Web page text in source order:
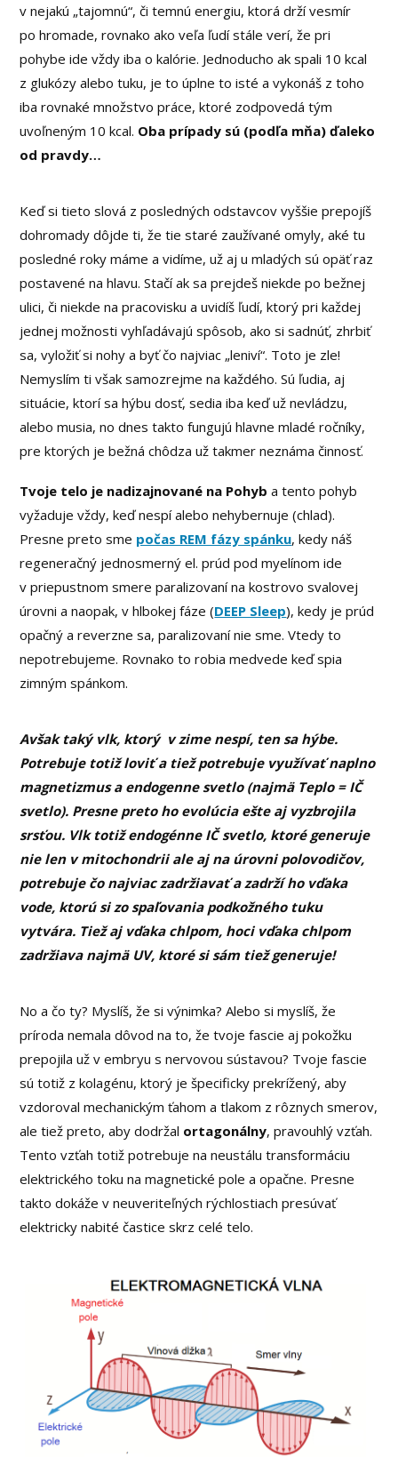
v nejakú „tajomnú“, či temnú energiu, ktorá drží vesmír
po hromade, rovnako ako veľa ľudí stále verí, že pri
pohybe ide vždy iba o kalórie. Jednoducho ak spali 10 kcal
z glukózy alebo tuku, je to úplne to isté a vykonáš z toho
iba rovnaké množstvo práce, ktoré zodpovedá tým
uvoľneným 10 kcal. Oba prípady sú (podľa mňa) ďaleko
od pravdy…
Keď si tieto slová z posledných odstavcov vyššie prepojíš
dohromady dôjde ti, že tie staré zaužívané omyly, aké tu
posledné roky máme a vidíme, už aj u mladých sú opäť raz
postavené na hlavu. Stačí ak sa prejdeš niekde po bežnej
ulici, či niekde na pracovisku a uvidíš ľudí, ktorý pri každej
jednej možnosti vyhľadávajú spôsob, ako si sadnúť, zhrbiť
sa, vyložiť si nohy a byť čo najviac „leniví“. Toto je zle!
Nemyslím ti však samozrejme na každého. Sú ľudia, aj
situácie, ktorí sa hýbu dosť, sedia iba keď už nevládzu,
alebo musia, no dnes takto fungujú hlavne mladé ročníky,
pre ktorých je bežná chôdza už takmer neznáma činnosť.
Tvoje telo je nadizajnované na Pohyb a tento pohyb
vyžaduje vždy, keď nespí alebo nehybernuje (chlad).
Presne preto sme počas REM fázy spánku, kedy náš
regeneračný jednosmerný el. prúd pod myelínom ide
v priepustnom smere paralizovaní na kostrovo svalovej
úrovni a naopak, v hlbokej fáze (DEEP Sleep), kedy je prúd
opačný a reverzne sa, paralizovaní nie sme. Vtedy to
nepotrebujeme. Rovnako to robia medvede keď spia
zimným spánkom.
Avšak taký vlk, ktorý v zime nespí, ten sa hýbe.
Potrebuje totiž loviť a tiež potrebuje využívať naplno
magnetizmus a endogenne svetlo (najmä Teplo = IČ
svetlo). Presne preto ho evolúcia ešte aj vyzbrojila
srsťou. Vlk totiž endogénne IČ svetlo, ktoré generuje
nie len v mitochondrii ale aj na úrovni polovodičov,
potrebuje čo najviac zadržiavať a zadrží ho vďaka
vode, ktorú si zo spaľovania podkožného tuku
vytvára. Tiež aj vďaka chlpom, hoci vďaka chlpom
zadržiava najmä UV, ktoré si sám tiež generuje!
No a čo ty? Myslíš, že si výnimka? Alebo si myslíš, že
príroda nemala dôvod na to, že tvoje fascie aj pokožku
prepojila už v embryu s nervovou sústavou? Tvoje fascie
sú totiž z kolagénu, ktorý je špecificky prekrížený, aby
vzdoroval mechanickým ťahom a tlakom z rôznych smerov,
ale tiež preto, aby dodržal ortagonálny, pravouhlý vzťah.
Tento vzťah totiž potrebuje na neustálu transformáciu
elektrického toku na magnetické pole a opačne. Presne
takto dokáže v neuveriteľných rýchlostiach presúvať
elektricky nabité častice skrz celé telo.